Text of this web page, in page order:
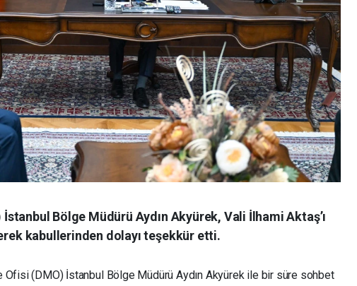
Bölge Müdürü Aydın Akyürek, Vali İlhami Aktaş’ı
kabullerinden dolayı teşekkür etti.
Ofisi(DMO) İstanbul Bölge Müdürü Aydın Akyürek ile bir süre sohbet